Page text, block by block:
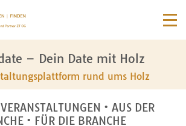
– Dein Date mit Holz
rund ums Holz
• AUS DER
• FÜR DIE BRANCHE